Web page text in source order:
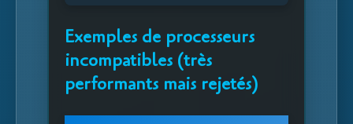
Exemples de processeurs
incompatibles (très
performants mais rejetés)